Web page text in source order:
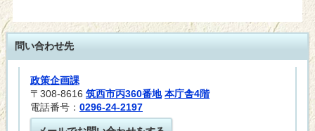
問い合わせ先
政策企画課
〒308-8616 筑西市丙360番地 本庁舎4階
電話番号： 0296-24-2197